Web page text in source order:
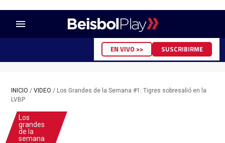
menu
EN VIVO >> SUSCRIBIRME
INICIO / VIDEO / Los Grandes de la Semana #1: Tigres sobresalió en la
LVBP
Los
grandes
de la
semana